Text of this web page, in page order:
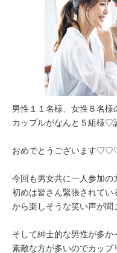
男性１１名様、女性８名
カップルがなんと５組様♡
おめでとうございます
今回も男女共に一人参加の
初めは皆さん緊張されてい
から楽しそうな笑い声が聞
そして紳士的な男性が多か
素敵な方が多いのでカップ